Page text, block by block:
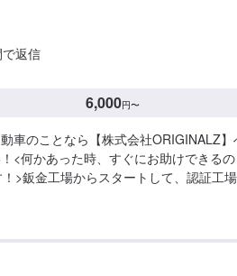
返信
6,000円〜
車のことなら【株式会社ORIGINALZ】
<何かあった時、すぐにお助けできるの
>鈑金工場からスタートして、認証工